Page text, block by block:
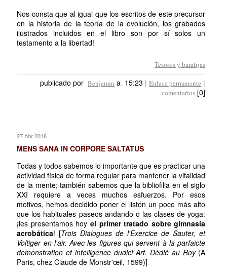
Nos consta que al igual que los escritos de este precursor
en la historia de la teoría de la evolución, los grabados
ilustrados incluidos en el libro son por sí solos un
testamento a la libertad!
Tesoros y baratijas
publicado por Benjamin a 15:23 |Enlace permanente |
comentarios [0]
27 Abr 2018
MENS SANA IN CORPORE SALTATUS
Todas y todos sabemos lo importante que es practicar una
actividad física de forma regular para mantener la vitalidad
de la mente; también sabemos que la bibliofilia en el siglo
XXI requiere a veces muchos esfuerzos. Por esos
motivos, hemos decidido poner el listón un poco más alto
que los habituales paseos andando o las clases de yoga:
¡les presentamos hoy el primer tratado sobre gimnasia
acrobática! [Trois Dialogues de l'Exercice de Sauter, et
Voltiger en l'air. Avec les figures qui servent à la parfaicte
demonstration et intelligence dudict Art. Dédié au Roy(A
Paris, chez Claude de Monstr'œil, 1599)]